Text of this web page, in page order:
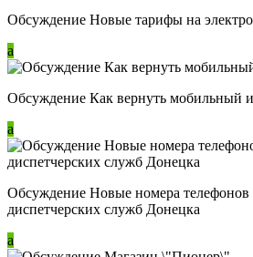
Обсуждение Новые тарифы на
a
Обсуждение Как вернуть мобильный
a
Обсуждение Новые номера
диспетчерских служб Донецка
a